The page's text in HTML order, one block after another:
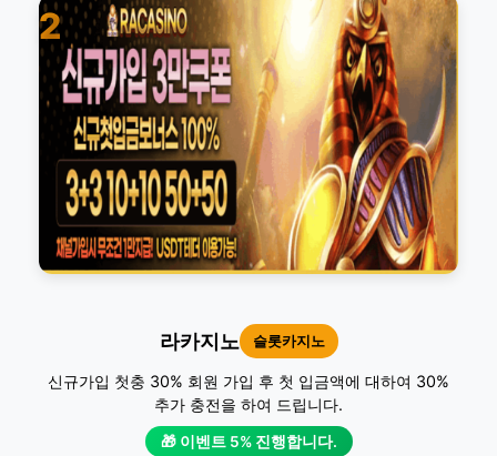
2
라카지노 슬롯카지노
신규가입 첫충 30% 회원 가입 후 첫 입금액에 대하여 30%
추가 충전을 하여 드립니다.
🎁 이벤트 5% 진행합니다.